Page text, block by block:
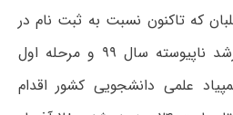
که تاکنون نسبت به ثبت نام در
آزمون ورودی کارشناسی ارشد ناپیوسته سال ۹۹ و مرحله اول
علمی دانشجویی کشور اقدام